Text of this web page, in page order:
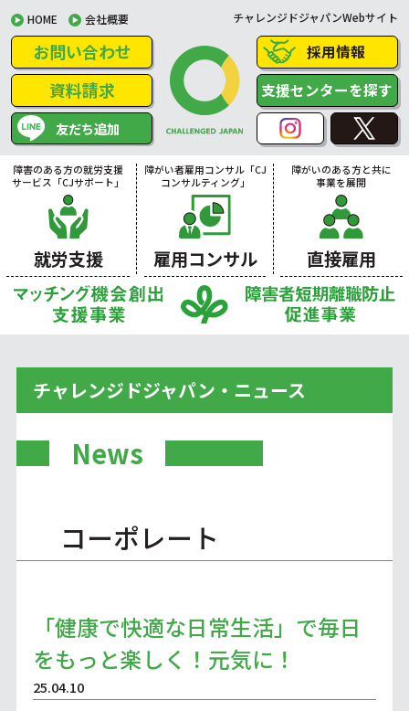
HOME 会社概要 チャレンジドジャパンWebサイト
お問い合わせ
資料請求
友だち追加
採用情報
支援センターを探す
障害のある方の就労支援
サービス「CJサポート」
就労支援
障がい者雇用コンサル「CJ
コンサルティング」
雇用コンサル
障がいのある方と共に
事業を展開
直接雇用
チャレンジドジャパン・ニュース
News
コーポレート
「健康で快適な日常生活」で毎日
をもっと楽しく！元気に！
25.04.10